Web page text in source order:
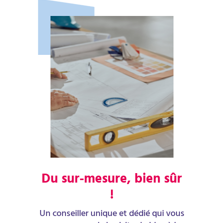
Du sur-mesure, bien sûr
!
Un conseiller unique et dédié qui vous